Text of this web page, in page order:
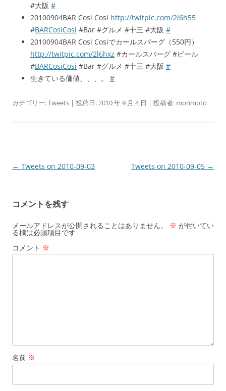
#大阪 #
20100904BAR Cosi Cosi http://twitpic.com/2l6h55
#BARCosiCosi #Bar #グルメ #十三 #大阪 #
20100904BAR Cosi Cosiでカールスバーグ（550円）
http://twitpic.com/2l6hxz #カールスバーグ #ビール
#BARCosiCosi #Bar #グルメ #十三 #大阪 #
生きている価値、、、。 #
カテゴリー:Tweets | 投稿日:2010 年 9 月 4 日 | 投稿者: morimoto
投
ビ
ゲ
ー
シ
← Tweets on 2010-09-03 Tweets on 2010-09-05 →
コメントを残す
メールアドレスが公開されることはありません。 ※ が付いてい
る欄は必須項目です
コメント ※
名前 ※